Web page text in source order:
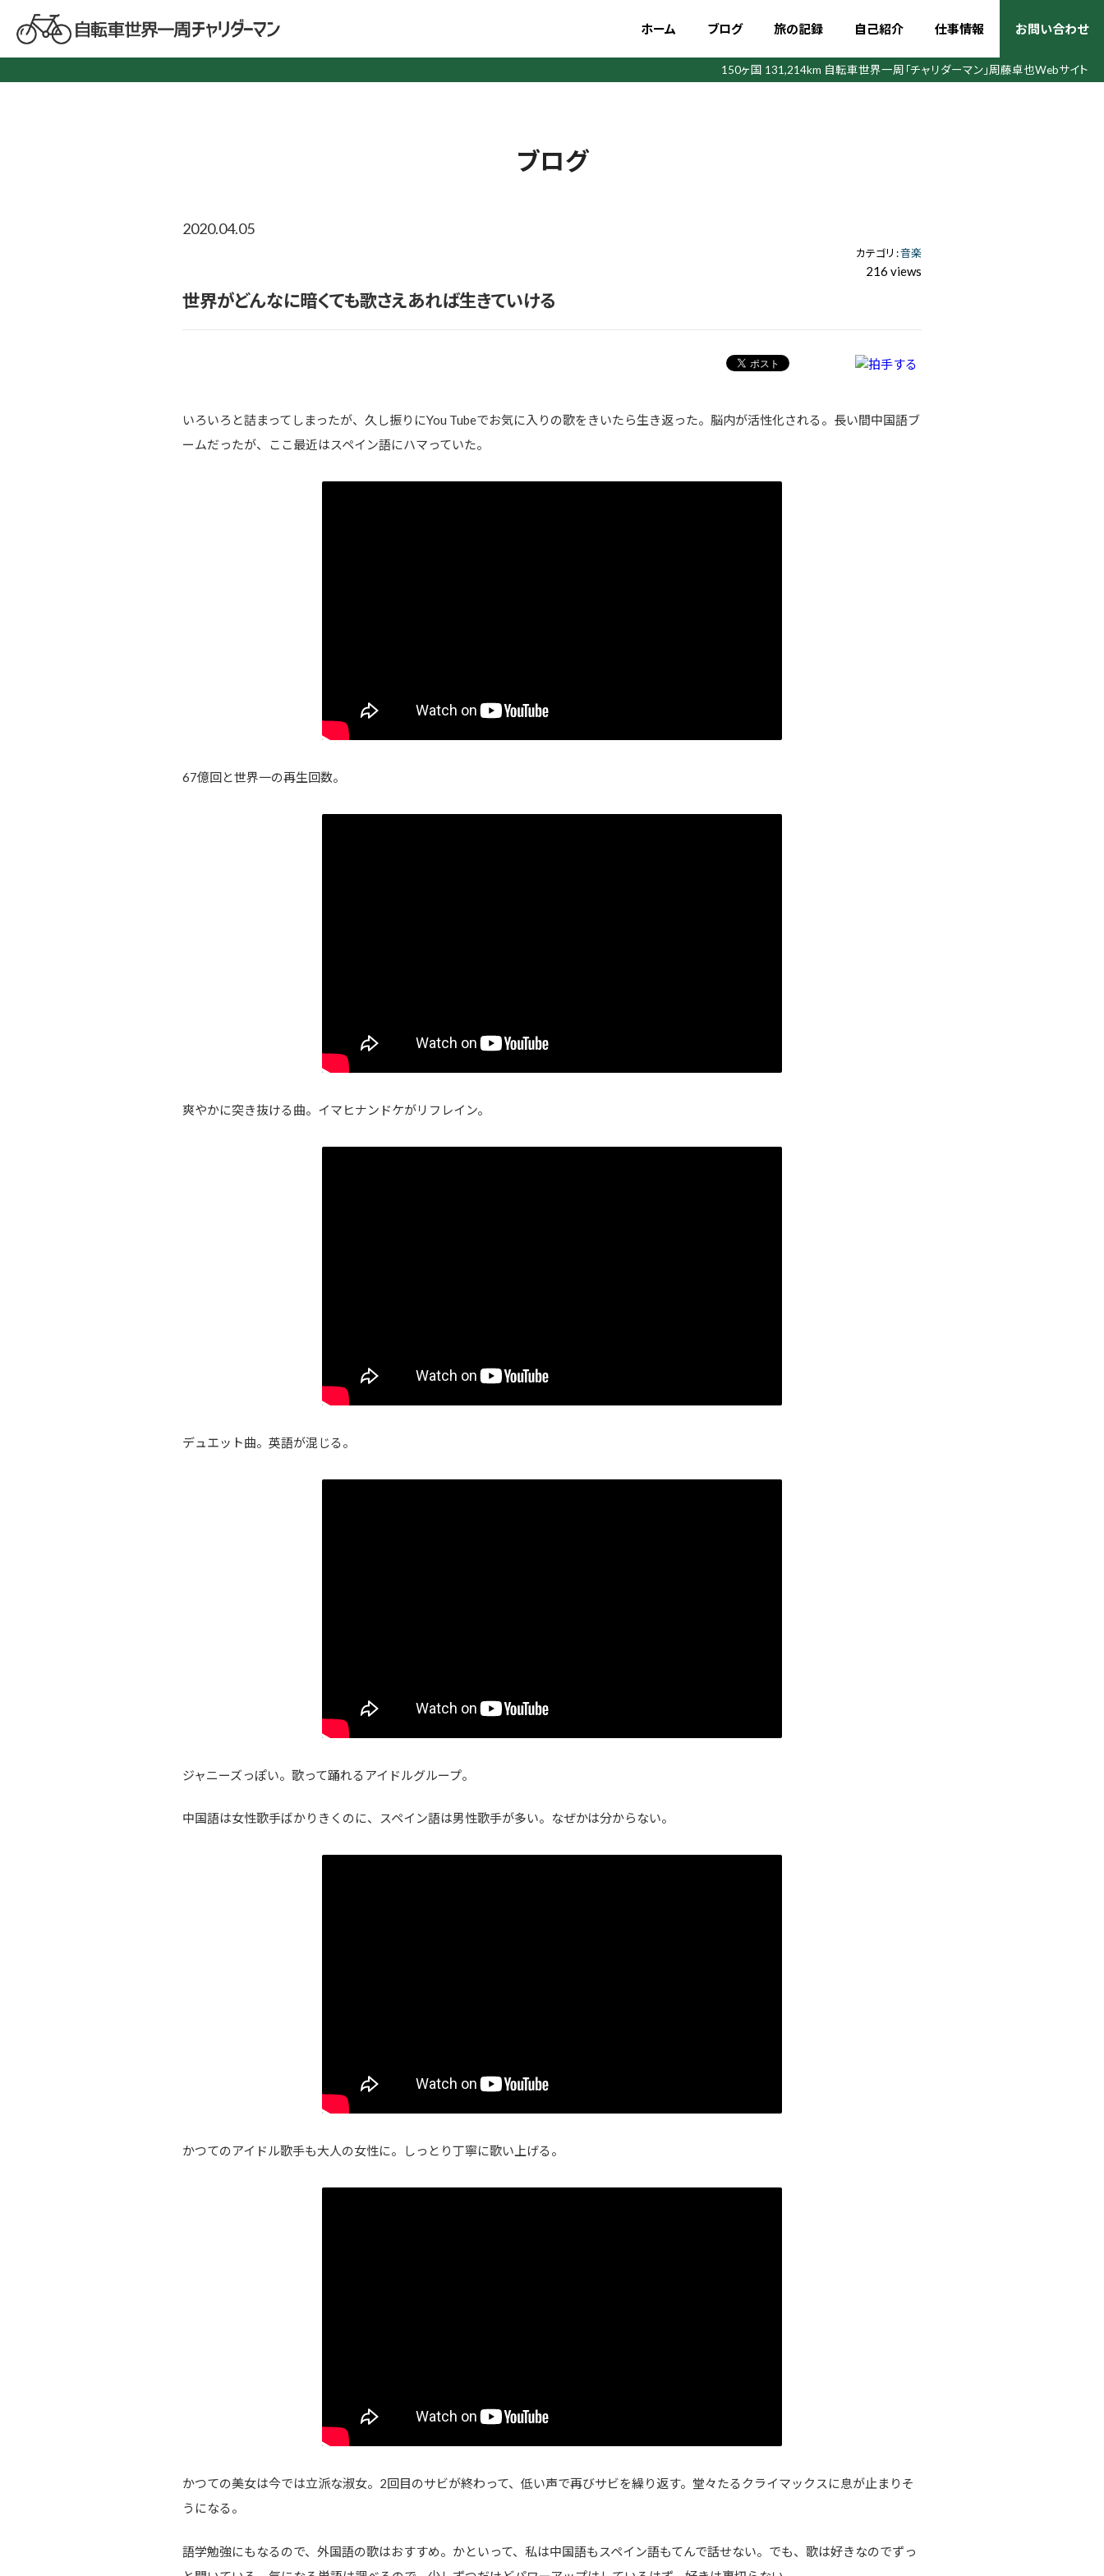
ホーム ブログ 旅の記録 自己紹介 仕事情報 お問い合わせ
150ヶ国 131,214km 自転車世界一周 「チャリダーマン」周藤卓也Webサイト
ブログ
2020.04.05
カテゴリ :音楽
216 views
世界がどんなに暗くても歌さえあれば生きていける
いろいろと詰まってしまったが、久し振りにYou Tubeでお気に入りの歌をきいたら生き返った。脳内が活性化される。長い間中国語ブ
ームだったが、ここ最近はスペイン語にハマっていた。
67億回と世界一の再生回数。
爽やかに突き抜ける曲。イマヒナンドケがリフレイン。
デュエット曲。英語が混じる。
ジャニーズっぽい。歌って踊れるアイドルグループ。
中国語は女性歌手ばかりきくのに、スペイン語は男性歌手が多い。なぜかは分からない。
かつてのアイドル歌手も大人の女性に。しっとり丁寧に歌い上げる。
かつての美女は今では立派な淑女。2回目のサビが終わって、低い声で再びサビを繰り返す。堂々たるクライマックスに息が止まりそ
うになる。
語学勉強にもなるので、外国語の歌はおすすめ。かといって、私は中国語もスペイン語もてんで話せない。でも、歌は好きなのでずっ